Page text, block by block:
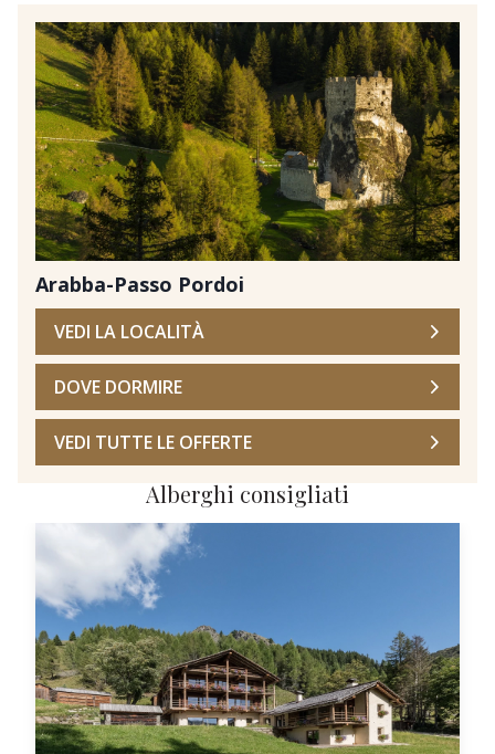
Arabba-Passo Pordoi
VEDI LA LOCALITÀ
DOVE DORMIRE
VEDI TUTTE LE OFFERTE
Alberghi consigliati